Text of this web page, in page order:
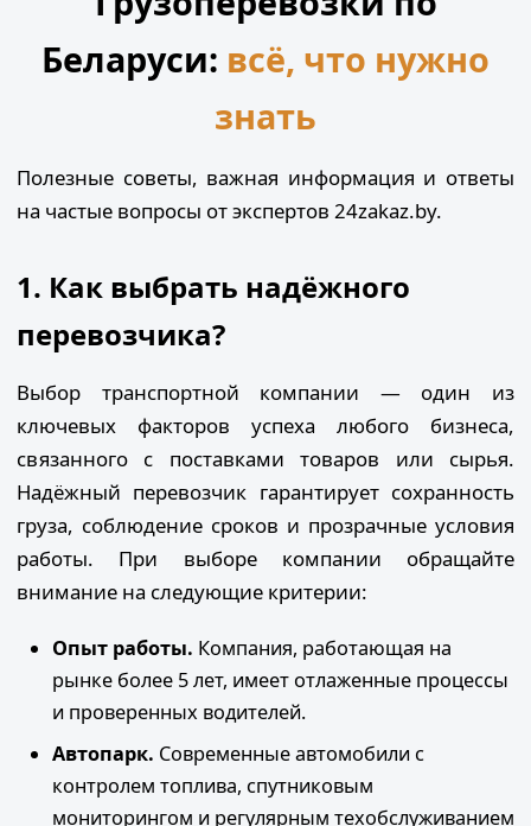
Беларуси: всё, что нужно
знать
Полезные советы, важная информация и ответы
на частые вопросы от экспертов 24zakaz.by.
1. Как выбрать надёжного
перевозчика?
Выбор транспортной компании — один из
ключевых факторов успеха любого бизнеса,
связанного с поставками товаров или сырья.
Надёжный перевозчик гарантирует сохранность
груза, соблюдение сроков и прозрачные условия
работы. При выборе компании обращайте
внимание на следующие критерии:
Опыт работы. Компания, работающая на
рынке более 5 лет, имеет отлаженные процессы
и проверенных водителей.
Автопарк. Современные автомобили с
контролем топлива, спутниковым
мониторингом и регулярным техобслуживанием